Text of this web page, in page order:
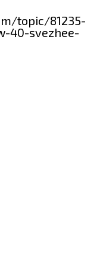
topic/81235-
40-svezhee-